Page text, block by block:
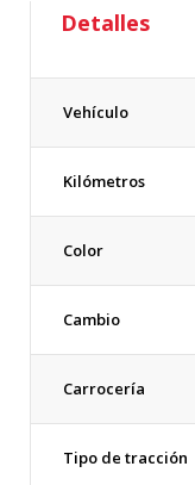
Detalles
Vehículo
Kilómetros
Color
Cambio
Carrocería
Tipo de tracción